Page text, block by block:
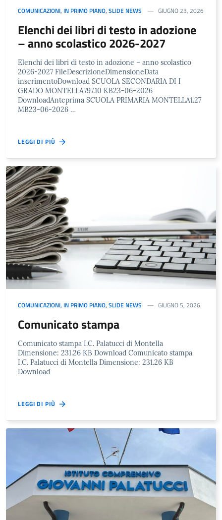
COMUNICAZIONI, IN PRIMO PIANO, SLIDE NEWS GIUGNO 23, 2026
Elenchi dei libri di testo in adozione
– anno scolastico 2026-2027
Elenchi dei libri di testo in adozione – anno scolastico
2026-2027 FileDescrizioneDimensioneData
inserimentoDownload SCUOLA SECONDARIA DI I
GRADO MONTELLA797.10 KB23-06-2026
DownloadAnteprima SCUOLA PRIMARIA MONTELLA1.27
MB23-06-2026 …
LEGGI DI PIÙ
COMUNICAZIONI, IN PRIMO PIANO, SLIDE NEWS GIUGNO 5, 2026
Comunicato stampa
Comunicato stampa I.C. Palatucci di Montella
Dimensione: 231.26 KB Download Comunicato stampa
I.C. Palatucci di Montella Dimensione: 231.26 KB
Download
LEGGI DI PIÙ